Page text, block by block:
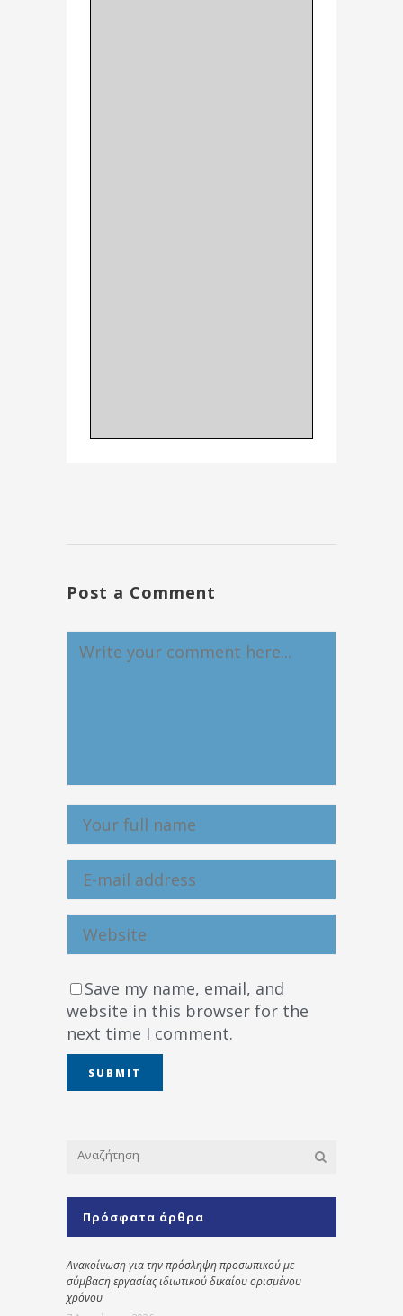
Post a Comment
Save my name, email, and
website in this browser for the
next time I comment.
Πρόσφατα άρθρα
Ανακοίνωση για την πρόσληψη προσωπικού με
σύμβαση εργασίας ιδιωτικού δικαίου ορισμένου
χρόνου